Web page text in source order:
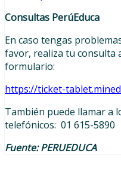
Consultas PerúEduca
En caso tengas
favor, realiza tu consulta
formulario:
https://ticket-
También puede llamar a
telefónicos: 01 615-
Fuente: PERUEDUCA